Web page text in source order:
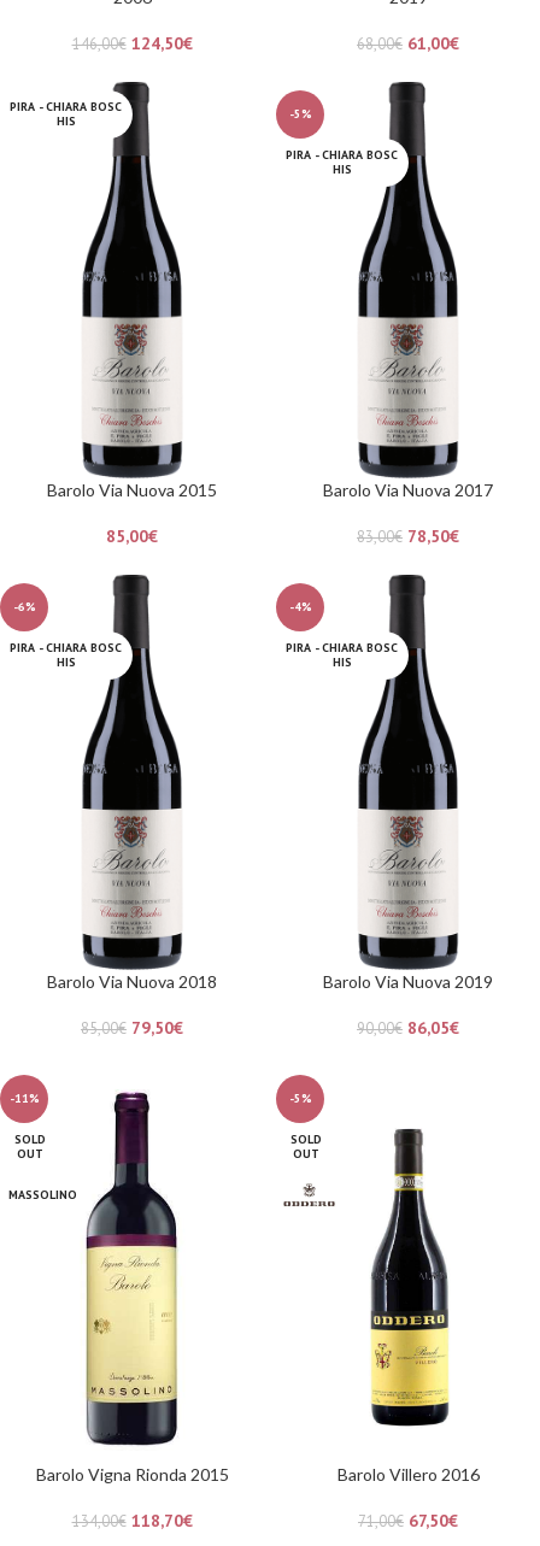
146,00€ 124,50€ 68,00€ 61,00€
PIRA - CHIARA BOSC
HIS
Barolo Via Nuova 2015
85,00€
-5%
PIRA - CHIARA BOSC
HIS
Barolo Via Nuova 2017
83,00€ 78,50€
-6%
PIRA - CHIARA BOSC
HIS
Barolo Via Nuova 2018
85,00€ 79,50€
-4%
PIRA - CHIARA BOSC
HIS
Barolo Via Nuova 2019
90,00€ 86,05€
-11%
SOLD
OUT
MASSOLINO
Barolo Vigna Rionda 2015
134,00€ 118,70€
-5%
SOLD
OUT
Barolo Villero 2016
71,00€ 67,50€